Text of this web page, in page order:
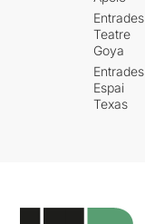
Entrades
Teatre
Goya
Entrades
Espai
Texas